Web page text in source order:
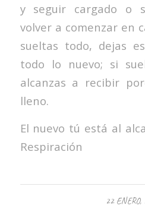
y seguir cargado o
volver a comenzar en
sueltas todo, dejas
todo lo nuevo; si
alcanzas a recibir
lleno.
El nuevo tú está al
Respiración
22